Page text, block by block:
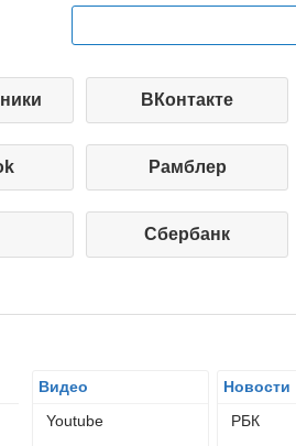
ВКонтакте
Рамблер
Сбербанк
Видео
Youtube
Новости
РБК